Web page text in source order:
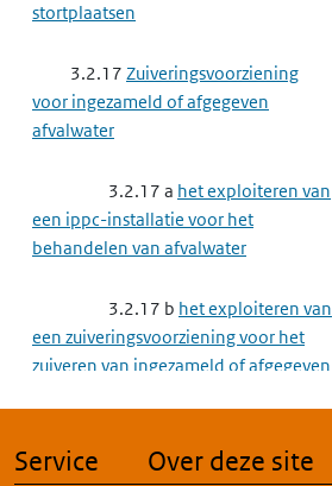
stortplaatsen
3.2.17 Zuiveringsvoorziening
voor ingezameld of afgegeven
afvalwater
3.2.17 a het exploiteren van
een ippc-installatie voor het
behandelen van afvalwater
3.2.17 b het exploiteren van
een zuiveringsvoorziening voor het
zuiveren van ingezameld of afgegeven
3.2.23 Saneren van de bodem
Service Over deze site